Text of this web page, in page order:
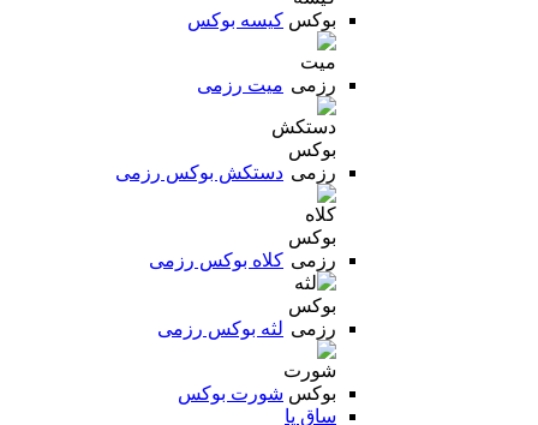
کیسه بوکس
میت رزمی
دستکش بوکس رزمی
کلاه بوکس رزمی
لثه بوکس رزمی
شورت بوکس
ساق پا